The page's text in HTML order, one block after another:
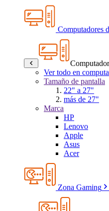
Computadores
Ver todo en
Tamaño de pantalla
22" a 27"
más de 27"
Marca
HP
Lenovo
Apple
Asus
Acer
Zona Gaming